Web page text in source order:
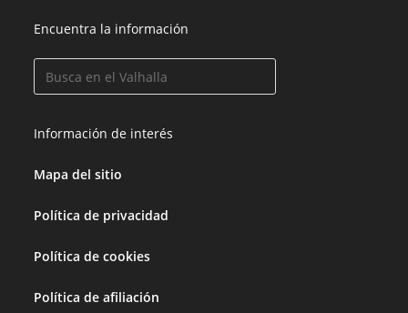
Encuentra la información
Información de interés
Mapa del sitio
Política de privacidad
Política de cookies
Política de afiliación